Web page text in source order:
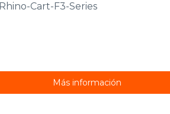
Cart-F3-Series
Más información